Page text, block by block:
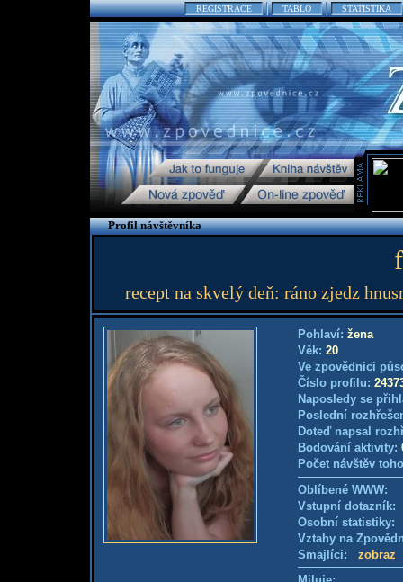
REGISTRACE TABLO STATISTIKA
Profil návštěvníka
recept na skvelý deň: ráno zjedz
Pohlaví: žena
Věk: 20
Ve zpovědnici
Číslo profilu:
Naposledy se
Poslední
Doteď napsal
Bodování aktivity:
Počet návštěv
Oblíbené WWW:
Vstupní
Osobní
Vztahy na
Smajlíci: zobraz